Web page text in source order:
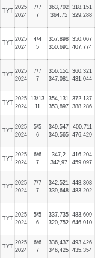
TYT
2025
2024
7/7
7
363,702
364,75
318.151
329.288
TYT
2025
2024
4/4
5
357,898
350,691
350.067
407.774
TYT
2025
2024
7/7
7
356,151
347,081
360.321
431.044
TYT
2025
2024
13/13
11
354,131
353,897
372.137
388.286
TYT
2025
2024
5/5
6
349,547
340,565
400.711
476.429
TYT
2025
2024
6/6
7
347,2
342,97
416.204
459.097
TYT
2025
2024
7/7
7
342,521
339,648
448.308
483.202
TYT
2025
2024
5/5
6
337,735
320,752
483.609
646.910
TYT
2025
2024
6/6
7
336,437
346,425
493.426
435.354